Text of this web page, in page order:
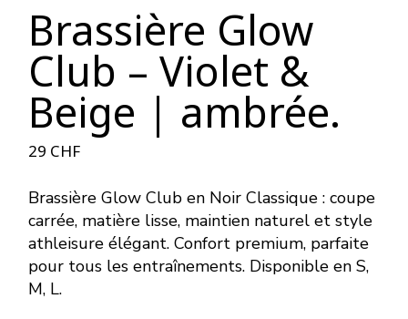
Brassière Glow
Club – Violet &
Beige | ambrée.
29 CHF
Brassière Glow Club en Noir Classique : coupe
carrée, matière lisse, maintien naturel et style
athleisure élégant. Confort premium, parfaite
pour tous les entraînements. Disponible en S,
M, L.